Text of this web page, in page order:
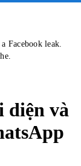
Facebook leak.
diện và